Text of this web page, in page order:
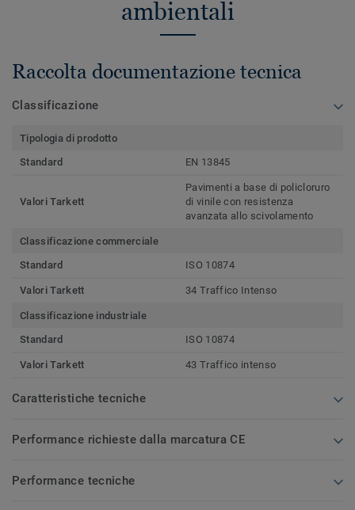
ambientali
Raccolta documentazione tecnica
Classificazione
Tipologia di prodotto
Standard
EN 13845
Valori Tarkett
Pavimenti a base di policloruro
di vinile con resistenza
avanzata allo scivolamento
Classificazione commerciale
Standard
ISO 10874
Valori Tarkett 34 Traffico Intenso
Classificazione industriale
Standard
ISO 10874
Valori Tarkett 43 Traffico intenso
Caratteristiche tecniche
Performance richieste dalla marcatura CE
Performance tecniche